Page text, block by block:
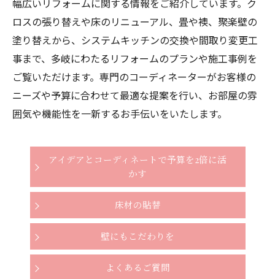
幅広いリフォームに関する情報をご紹介しています。ク
ロスの張り替えや床のリニューアル、畳や襖、聚楽壁の
塗り替えから、システムキッチンの交換や間取り変更工
事まで、多岐にわたるリフォームのプランや施工事例を
ご覧いただけます。専門のコーディネーターがお客様の
ニーズや予算に合わせて最適な提案を行い、お部屋の雰
囲気や機能性を一新するお手伝いをいたします。
アイデアとコーディネートで予算を2倍に活
かす
床材の貼替
壁にもこだわりを
よくあるご質問